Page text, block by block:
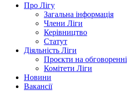
Про Лігу
Загальна інформація
Члени Ліги
Керівництво
Статут
Діяльність Ліги
Проєкти на обговоренні
Комітети Ліги
Новини
Вакансії